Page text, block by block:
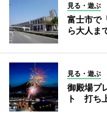
見る・遊ぶ
富士市で
ら大人ま
見る・遊ぶ
御殿場プ
ト 打ち